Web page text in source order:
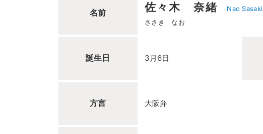
名前 佐々木 奈緒
Nao Sasaki
ささき なお
誕生日 3月6日
方言 大阪弁